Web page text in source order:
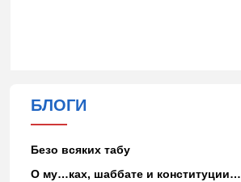
БЛОГИ
Безо всяких табу
О му…ках, шаббате и конституции…